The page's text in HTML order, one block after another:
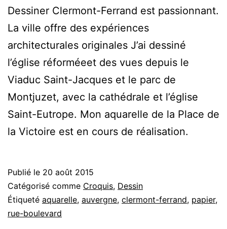
Dessiner Clermont-Ferrand est passionnant.
La ville offre des expériences
architecturales originales J’ai dessiné
l’église réforméeet des vues depuis le
Viaduc Saint-Jacques et le parc de
Montjuzet, avec la cathédrale et l’église
Saint-Eutrope. Mon aquarelle de la Place de
la Victoire est en cours de réalisation.
Publié le 20 août 2015
Catégorisé comme Croquis, Dessin
Étiqueté aquarelle, auvergne, clermont-ferrand, papier,
rue-boulevard